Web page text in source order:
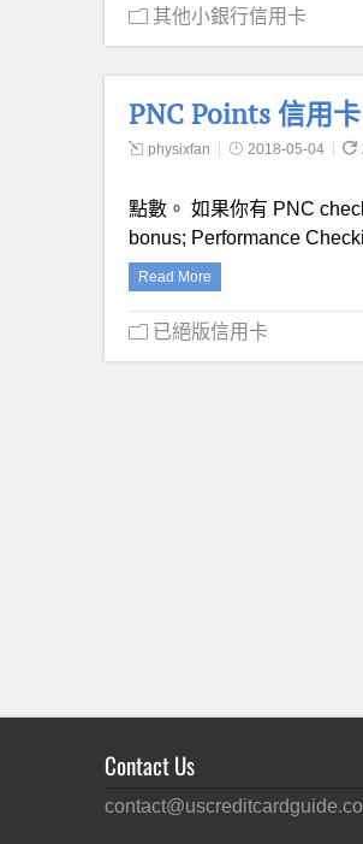
其他小銀行信用卡
PNC Points 信用卡
physixfan 2018-05-04
點數。 如果你有 PNC
bonus; Performance
Read More
已絕版信用卡
Contact Us